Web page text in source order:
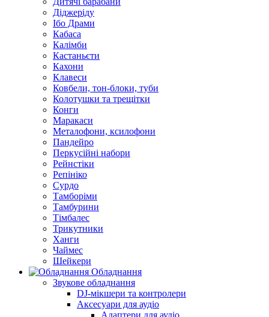
Діджеріду
Ібо Драми
Кабаса
Калімби
Кастаньєти
Кахони
Клавеси
Ковбели, тон-блоки, туби
Колотушки та трещітки
Конги
Маракаси
Металофони, ксилофони
Пандейро
Перкусійні набори
Рейнстіки
Репініко
Сурдо
Тамборіми
Тамбурини
Тімбалес
Трикутники
Ханги
Чаймес
Шейкери
Обладнання
Звукове обладнання
DJ-мікшери та контролери
Аксесуари для аудіо
Адаптери для аудіо